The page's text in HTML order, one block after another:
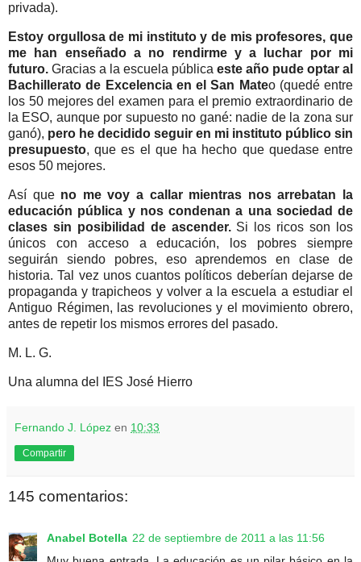
privada).
Estoy orgullosa de mi instituto y de mis profesores, que
me han enseñado a no rendirme y a luchar por mi
futuro. Gracias a la escuela pública este año pude optar al
Bachillerato de Excelencia en el San Mateo (quedé entre
los 50 mejores del examen para el premio extraordinario de
la ESO, aunque por supuesto no gané: nadie de la zona sur
ganó), pero he decidido seguir en mi instituto público sin
presupuesto, que es el que ha hecho que quedase entre
esos 50 mejores.
Así que no me voy a callar mientras nos arrebatan la
educación pública y nos condenan a una sociedad de
clases sin posibilidad de ascender.Si los ricos son los
únicos con acceso a educación, los pobres siempre
seguirán siendo pobres, eso aprendemos en clase de
historia. Tal vez unos cuantos políticos deberían dejarse de
propaganda y trapicheos y volver a la escuela a estudiar el
Antiguo Régimen, las revoluciones y el movimiento obrero,
antes de repetir los mismos errores del pasado.
M. L. G.
Una alumna del IES José Hierro
Fernando J. López en 10:33
Compartir
145 comentarios:
Anabel Botella 22 de septiembre de 2011 a las 11:56